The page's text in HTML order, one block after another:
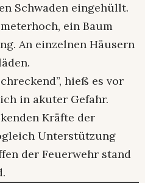
Schwaden eingehüllt.
ein Baum
An einzelnen Häusern
hieß es vor
in akuter Gefahr.
Kräfte der
Unterstützung
der Feuerwehr stand